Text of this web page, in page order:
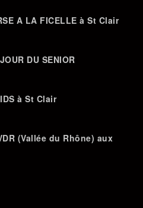
A LA FICELLE à St Clair
DU SENIOR
à St Clair
(Vallée du Rhône) aux